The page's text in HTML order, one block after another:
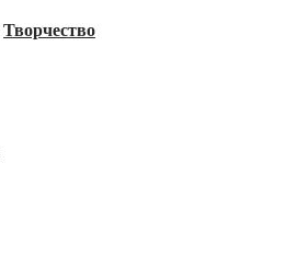
Творчество